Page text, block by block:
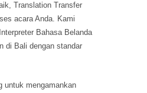
Translation Transfer
acara Anda. Kami
Bahasa Belanda
di Bali dengan standar
untuk mengamankan